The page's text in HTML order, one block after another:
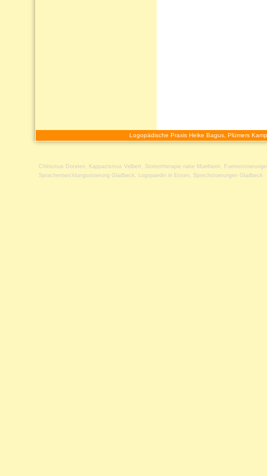
Logopädische Praxis Heike Bagus, Plümers
Chitismus Dorsten , Kappazismus Velbert , Stottertherapie nahe Muelheim ,
Sprachentwicklungsstoerung Gladbeck , Logopaedin in Essen , Sprechstoerungen Gladbeck